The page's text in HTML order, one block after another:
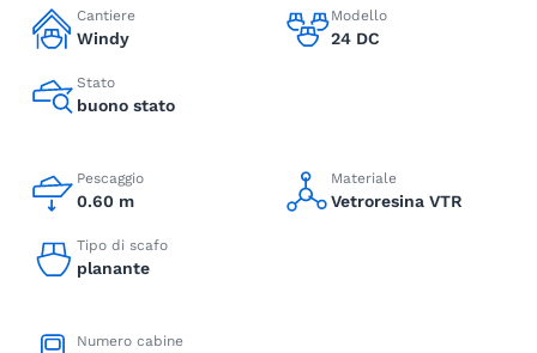
Cantiere
Windy
Modello
24 DC
Stato
buono stato
Pescaggio
0.60 m
Materiale
Vetroresina VTR
Tipo di scafo
planante
Numero cabine